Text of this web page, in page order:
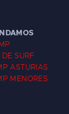
SURF
ASTURIAS
MENORES